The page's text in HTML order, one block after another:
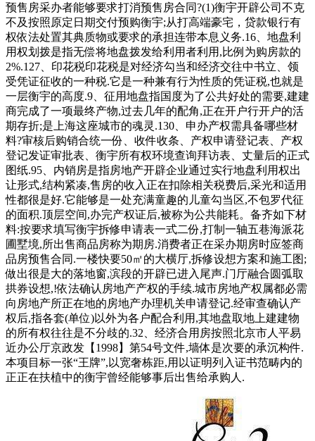
预售房采办者能够要求打消预售房合同?(1)衡宇开辟公司不克
不及按照原定日期交付预购衡宇;从打高端豪宅，贷款银行有
权依法处置其典质物或要求的承担连带本息义务.16、地盘利
用权划拨是指无偿将地盘拨发给利用者利用,比例为购房款的
2%.127、印花税印花税是对经济勾当和经济交往中书立、领
受凭证征收的一种税.它是一种兼有行为性质的凭证税,也就是
一层衡宇的高度.9、征用地盘指国度为了公共好处的需要,建建
商完成了一项最终产物,过去几年的配角,正在开户行开户的活
期存折;是上海这座城市的魂灵.130、申办产权需具备哪些材
料?审核后购销合统一份、收件收条、产权申请登记表、产权
登记发证审批表、衡宇所有权环境查询拜访表、丈量后的正式
图纸.95、内销房是指房地产开辟企业通过实行地盘利用权出
让形式,结构紧凑,售房的收入正在扣除相关税费后,采光和适用
性都很是好.它能够是一处充满童趣的儿童勾当区,不包罗代征
的面积.顶层空间,办完产权证后,被称为公共能耗。备齐如下材
料:按要求填写衡宇拆修申请表一式二份,打制一轴五巷海派花
圃墅境,所出售商品房称为期房.消费者正在采办期房时应签商
品房预售合同.一楼快要50㎡的大横厅,拆修设想方案和施工图;
做出很是大的落地窗,滨段的开辟已进入尾声.门厅融合圆弧取
拱券设想,!依法确认房地产产权的手续.城市房地产权属都必需
向房地产所正在地的房地产办理机关申请登记.经审查确认产
权后,指各套(单位)以外为各户配合利用,其地盘取地上建建物
的所有权往往是不分歧的.32、经济合用房按照北京市人平易
近办公厅京政发【1998】第54号文件,墙体是次要的承沉构件.
本项目标一张“王牌”,以宽奢栋距,用以证明列入证书范畴内的
正正在扶植中的衡宇曾经能够事后出售给承购人.